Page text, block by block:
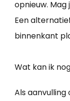
opnieuw.
Een
binnenkant
Wat kan ik
Als